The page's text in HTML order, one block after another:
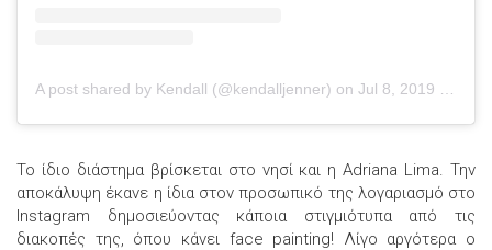
A post shared by Kendall (@kendalljenner) on Jul 8, 2019 at 1:24pm PDT
Το ίδιο διάστημα βρίσκεται στο νησί και η Adriana Lima. Την
αποκάλυψη έκανε η ίδια στον προσωπικό της λογαριασμό στο
Instagram δημοσιεύοντας κάποια στιγμιότυπα από τις
διακοπές της, όπου κάνει face painting! Λίγο αργότερα ο